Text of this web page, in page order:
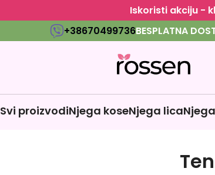
Iskoristi akciju -
+38670499736BESPLATNA
Svi proizvodiNjega koseNjega lica
Ten